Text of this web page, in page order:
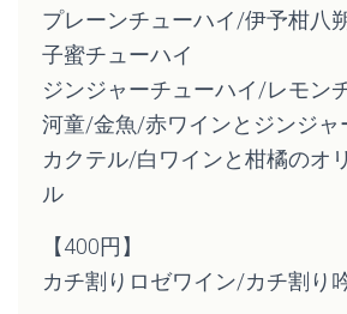
プレーンチューハイ/伊予柑八
子蜜チューハイ
ジンジャーチューハイ/レモン
河童/金魚/赤ワインとジンジ
カクテル/白ワインと柑橘のオ
ル
【400円】
カチ割りロゼワイン/カチ割り